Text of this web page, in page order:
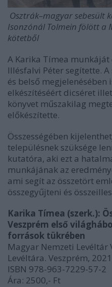
Osztrák–magyar sebesült
Isonzónál Tolmein fölött a
kötetből
A Karika Tímea munkáját
Illésfalvi Péter segítette.
és belső megjelenésében
elkészítéséért dicséret
könyvet műszakilag
előkészítette.
Összességében
településnek szüksége
kutatóra, aki ezt a
munkájának az
ami segít az összetört
összegyűjteni és
Karika Tímea (szerk.):
Veszprém első
források tükrében
Magyar Nemzeti Levéltár
Levéltára. Veszprém,
ISBN 978-963-7229-57-2
Ára: 2500,- Ft